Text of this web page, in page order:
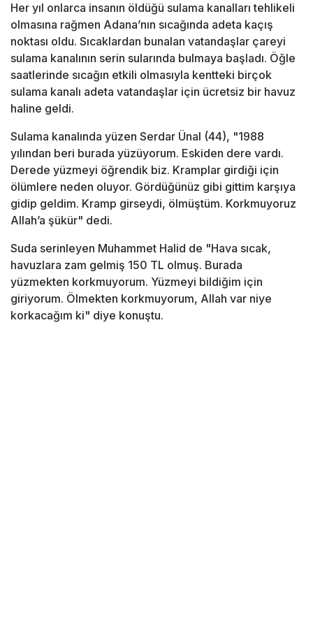
Her yıl onlarca insanın öldüğü sulama kanalları tehlikeli
olmasına rağmen Adana’nın sıcağında adeta kaçış
noktası oldu. Sıcaklardan bunalan vatandaşlar çareyi
sulama kanalının serin sularında bulmaya başladı. Öğle
saatlerinde sıcağın etkili olmasıyla kentteki birçok
sulama kanalı adeta vatandaşlar için ücretsiz bir havuz
haline geldi.
Sulama kanalında yüzen Serdar Ünal (44), "1988
yılından beri burada yüzüyorum. Eskiden dere vardı.
Derede yüzmeyi öğrendik biz. Kramplar girdiği için
ölümlere neden oluyor. Gördüğünüz gibi gittim karşıya
gidip geldim. Kramp girseydi, ölmüştüm. Korkmuyoruz
Allah’a şükür" dedi.
Suda serinleyen Muhammet Halid de "Hava sıcak,
havuzlara zam gelmiş 150 TL olmuş. Burada
yüzmekten korkmuyorum. Yüzmeyi bildiğim için
giriyorum. Ölmekten korkmuyorum, Allah var niye
korkacağım ki" diye konuştu.